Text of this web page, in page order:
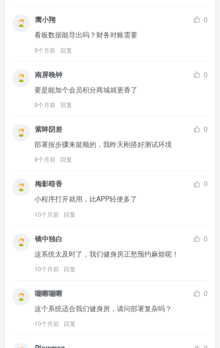
鹰小翔
0
看板数据能导出吗？财务对账需要
9个月前 回复
南屏晚钟
0
要是能加个会员积分商城就更香了
9个月前 回复
紫眸阴差
0
部署按步骤来挺顺的，我昨天刚搭好测试环境
9个月前 回复
梅影暗香
0
小程序打开就用，比APP轻便多了
10个月前 回复
镜中独白
0
这系统太及时了，我们健身房正愁预约麻烦呢！
10个月前 回复
嘣嚓嘣嚓
0
这个系统适合我们健身房，请问部署复杂吗？
10个月前 回复